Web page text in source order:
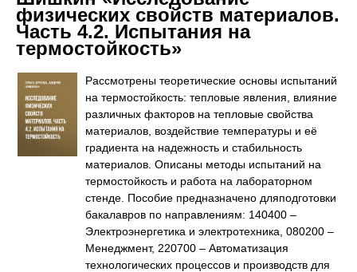
физических свойств материалов.
Часть 4.2. Испытания на
термостойкость»
Рассмотрены теоретические основы испытаний
на термостойкость: тепловые явления, влияние
различных факторов на тепловые свойства
материалов, воздействие температуры и её
градиента на надежность и стабильность
материалов. Описаны методы испытаний на
термостойкость и работа на лабораторном
стенде. Пособие предназначено дляподготовки
бакалавров по направлениям: 140400 –
Электроэнергетика и электротехника, 080200 –
Менеджмент, 220700 – Автоматизация
технологических процессов и производств для